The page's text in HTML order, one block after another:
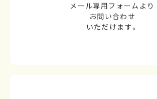
メール専用フォームより
お問い合わせ
いただけます。